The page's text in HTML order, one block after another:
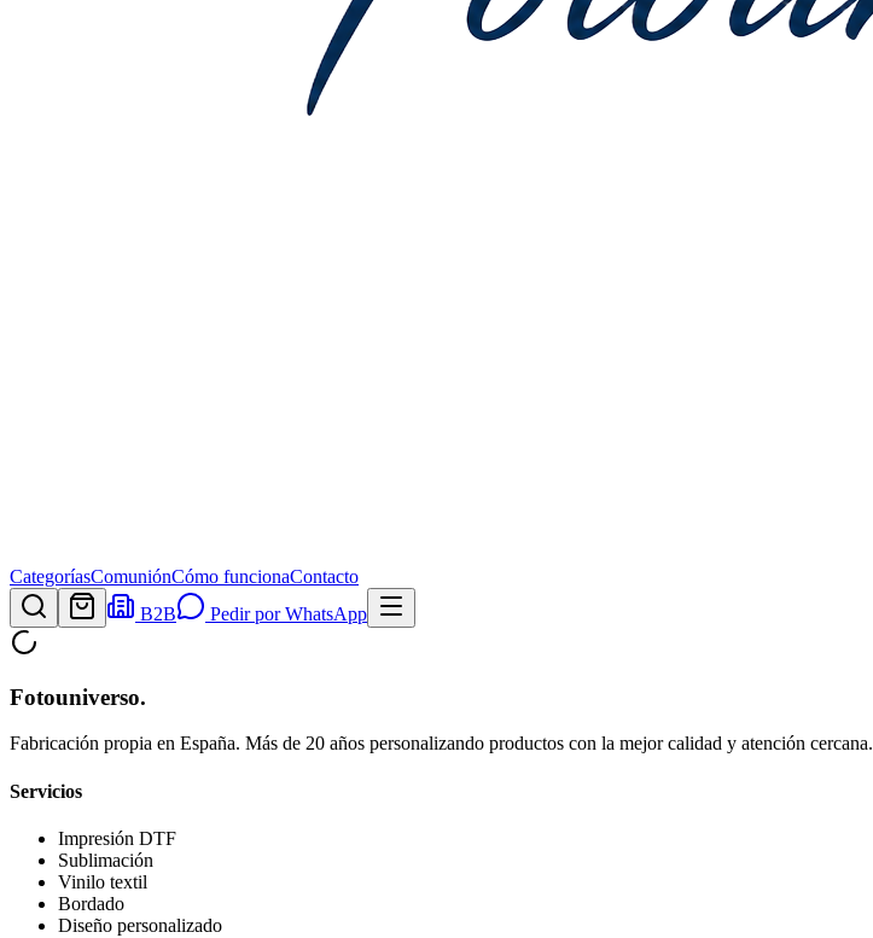
CategoríasComuniónCómo funcionaContacto
B2B
Pedir por WhatsApp
Fotouniverso.
Fabricación propia en España. Más de 20 años personalizando productos con la mejor calidad y atención cercana.
Servicios
Impresión DTF
Sublimación
Vinilo textil
Bordado
Diseño personalizado